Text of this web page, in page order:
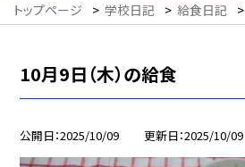
トップページ > 学校日記 > 給食日記 >
10月9日（木）の給食
公開日 2025/10/09 更新日 2025/10/09